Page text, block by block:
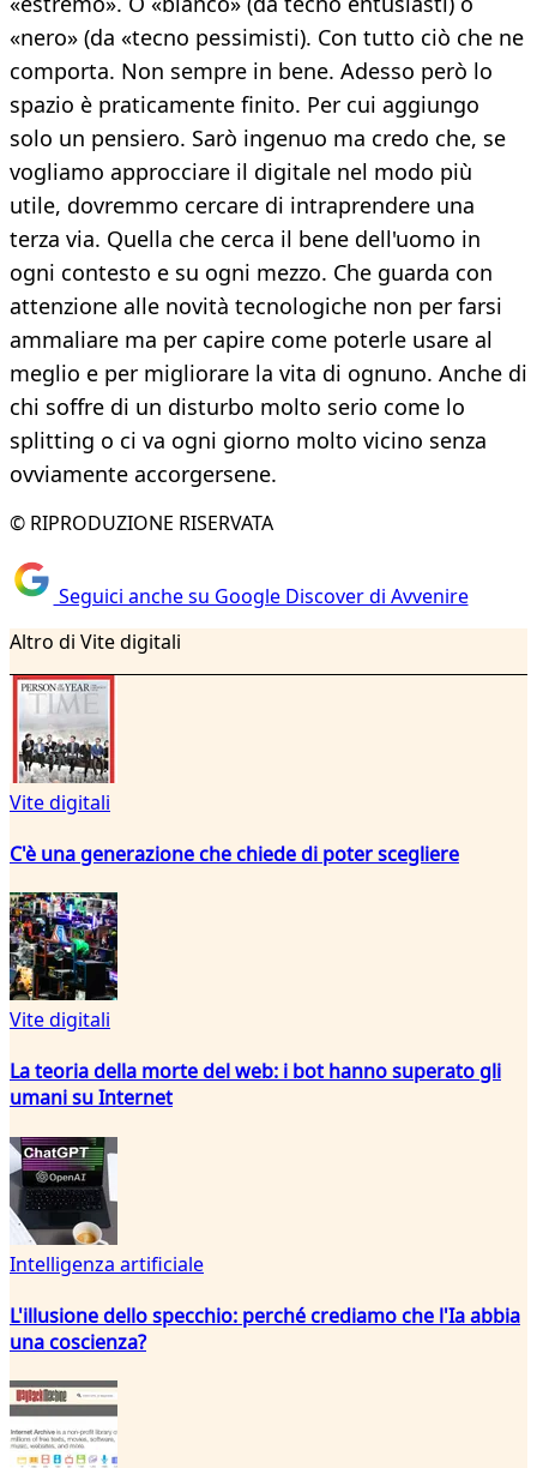
«nero» (da «tecno pessimisti). Con tutto ciò che ne
comporta. Non sempre in bene. Adesso però lo
spazio è praticamente finito. Per cui aggiungo
solo un pensiero. Sarò ingenuo ma credo che, se
vogliamo approcciare il digitale nel modo più
utile, dovremmo cercare di intraprendere una
terza via. Quella che cerca il bene dell'uomo in
ogni contesto e su ogni mezzo. Che guarda con
attenzione alle novità tecnologiche non per farsi
ammaliare ma per capire come poterle usare al
meglio e per migliorare la vita di ognuno. Anche di
chi soffre di un disturbo molto serio come lo
splitting o ci va ogni giorno molto vicino senza
ovviamente accorgersene.
© RIPRODUZIONE RISERVATA
Seguici anche su Google Discover di Avvenire
Altro di Vite digitali
Vite digitali
C'è una generazione che chiede di poter scegliere
Vite digitali
La teoria della morte del web: i bot hanno superato gli
umani su Internet
Intelligenza artificiale
L'illusione dello specchio: perché crediamo che l'Ia abbia
una coscienza?